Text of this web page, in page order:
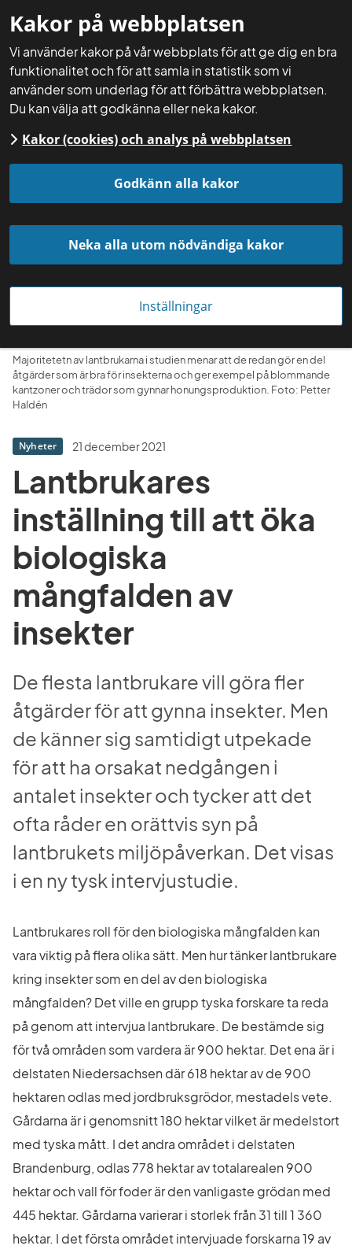
Kakor på webbplatsen
Vi använder kakor på vår webbplats för att ge dig en bra
funktionalitet och för att samla in statistik som vi
använder som underlag för att förbättra webbplatsen.
Du kan välja att godkänna eller neka kakor.
Kakor (cookies) och analys på webbplatsen
Godkänn alla kakor
Neka alla utom nödvändiga kakor
Inställningar
Mina sidor
Startsida Aktuellt Nyheter
Majoritetetn av lantbrukarna i studien menar att de redan gör en del
åtgärder som är bra för insekterna och ger exempel på blommande
kantzoner och trädor som gynnar honungsproduktion. Foto: Petter
Haldén
Nyheter 21 december 2021
Lantbrukares
inställning till att öka
biologiska
mångfalden av
insekter
De flesta lantbrukare vill göra fler
åtgärder för att gynna insekter. Men
de känner sig samtidigt utpekade
för att ha orsakat nedgången i
antalet insekter och tycker att det
ofta råder en orättvis syn på
lantbrukets miljöpåverkan. Det visas
i en ny tysk intervjustudie.
Lantbrukares roll för den biologiska mångfalden kan
vara viktig på flera olika sätt. Men hur tänker lantbrukare
kring insekter som en del av den biologiska
mångfalden? Det ville en grupp tyska forskare ta reda
på genom att intervjua lantbrukare. De bestämde sig
för två områden som vardera är 900 hektar. Det ena är i
delstaten Niedersachsen där 618 hektar av de 900
hektaren odlas med jordbruksgrödor, mestadels vete.
Gårdarna är i genomsnitt 180 hektar vilket är medelstort
med tyska mått. I det andra området i delstaten
Brandenburg, odlas 778 hektar av totalarealen 900
hektar och vall för foder är den vanligaste grödan med
445 hektar. Gårdarna varierar i storlek från 31 till 1 360
hektar. I det första området intervjuade forskarna 19 av